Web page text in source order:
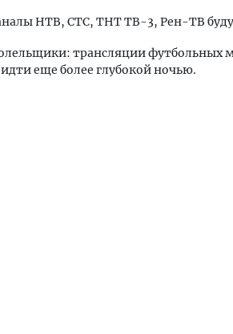
НТВ, СТС, ТНТ ТВ-3, Рен-ТВ
трансляции футбольных
еще более глубокой ночью.